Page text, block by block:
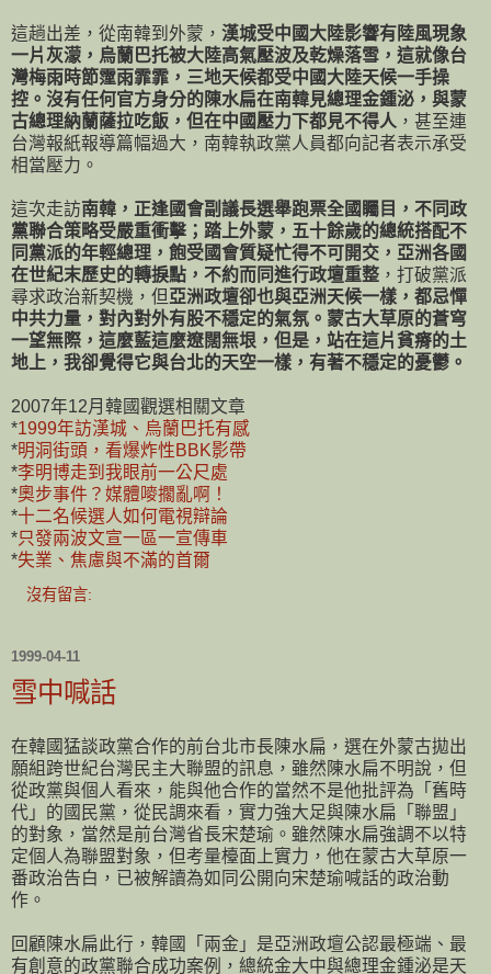
這趟出差，從南韓到外蒙， 漢城受中國大陸影響有陸風現象
一片灰濛，烏蘭巴托被大陸高氣壓波及乾燥落雪，這就像台
灣梅雨時節霪雨霏霏，三地天候都受中國大陸天候一手操
控。沒有任何官方身分的陳水扁在南韓見總理金鍾泌，與蒙
古總理納蘭薩拉吃飯，但在中國壓力下都見不得人 ，甚至連
台灣報紙報導篇幅過大，南韓執政黨人員都向記者表示承受
相當壓力。
這次走訪南韓，正逢國會副議長選舉跑票全國矚目，不同政
黨聯合策略受嚴重衝擊；踏上外蒙，五十餘歲的總統搭配不
同黨派的年輕總理，飽受國會質疑忙得不可開交，亞洲各國
在世紀末歷史的轉捩點，不約而同進行政壇重整 ，打破黨派
尋求政治新契機，但 亞洲政壇卻也與亞洲天候一樣，都忌憚
中共力量，對內對外有股不穩定的氣氛。蒙古大草原的蒼穹
一望無際，這麼藍這麼遼闊無垠，但是，站在這片貧瘠的土
地上，我卻覺得它與台北的天空一樣，有著不穩定的憂鬱。
2007年12月韓國觀選相關文章
*1999年訪漢城、烏蘭巴托有感
*明洞街頭，看爆炸性BBK影帶
*李明博走到我眼前一公尺處
*奧步事件？媒體嘜擱亂啊！
*十二名候選人如何電視辯論
*只發兩波文宣一區一宣傳車
*失業、焦慮與不滿的首爾
沒有留言:
1999-04-11
雪中喊話
在韓國猛談政黨合作的前台北市長陳水扁，選在外蒙古拋出
願組跨世紀台灣民主大聯盟的訊息，雖然陳水扁不明說，但
從政黨與個人看來，能與他合作的當然不是他批評為「舊時
代」的國民黨，從民調來看，實力強大足與陳水扁「聯盟」
的對象，當然是前台灣省長宋楚瑜。雖然陳水扁強調不以特
定個人為聯盟對象，但考量檯面上實力，他在蒙古大草原一
番政治告白，已被解讀為如同公開向宋楚瑜喊話的政治動
作。
回顧陳水扁此行，韓國「兩金」是亞洲政壇公認最極端、最
有創意的政黨聯合成功案例，總統金大中與總理金鍾泌是天